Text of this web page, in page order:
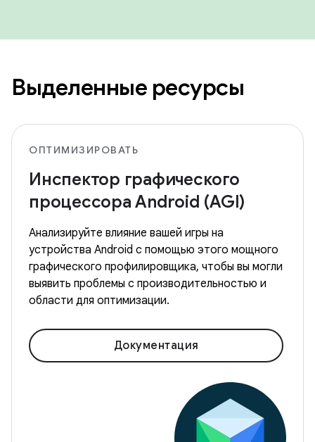
Выделенные ресурсы
ОПТИМИЗИРОВАТЬ
Инспектор графического
процессора Android (AGI)
Анализируйте влияние вашей игры на
устройства Android с помощью этого мощного
графического профилировщика, чтобы вы могли
выявить проблемы с производительностью и
области для оптимизации.
Документация